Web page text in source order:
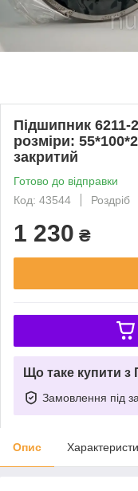
Підшипник 6211-
розміри:
закритий
Готово до відправки
Код: 43544
Роздріб
1 230 ₴
Що таке купити з
Замовлення під
Опис